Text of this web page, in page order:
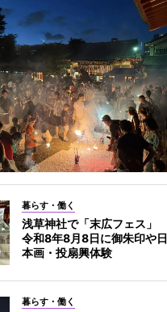
暮らす・働く
浅草神社で「末広フェス」
令和8年8月8日に御朱印や日
本画・投扇興体験
暮らす・働く